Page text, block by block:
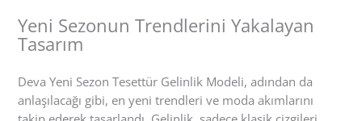
Yeni Sezonun Trendlerini Yakalayan
Tasarım
Deva Yeni Sezon Tesettür Gelinlik Modeli, adından da
anlaşılacağı gibi, en yeni trendleri ve moda akımlarını